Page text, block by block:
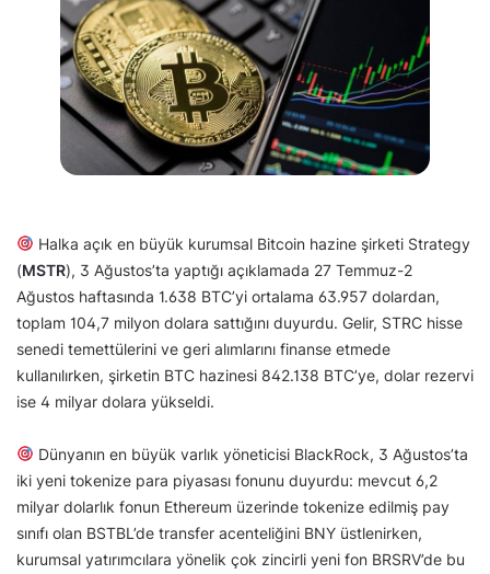
Halka açık en büyük kurumsal Bitcoin hazine şirketi Strategy
(MSTR), 3 Ağustos’ta yaptığı açıklamada 27 Temmuz-2
Ağustos haftasında 1.638 BTC’yi ortalama 63.957 dolardan,
toplam 104,7 milyon dolara sattığını duyurdu. Gelir, STRC hisse
senedi temettülerini ve geri alımlarını finanse etmede
kullanılırken, şirketin BTC hazinesi 842.138 BTC’ye, dolar rezervi
ise 4 milyar dolara yükseldi.
Dünyanın en büyük varlık yöneticisi BlackRock, 3 Ağustos’ta
iki yeni tokenize para piyasası fonunu duyurdu: mevcut 6,2
milyar dolarlık fonun Ethereum üzerinde tokenize edilmiş pay
sınıfı olan BSTBL’de transfer acenteliğini BNY üstlenirken,
kurumsal yatırımcılara yönelik çok zincirli yeni fon BRSRV’de bu